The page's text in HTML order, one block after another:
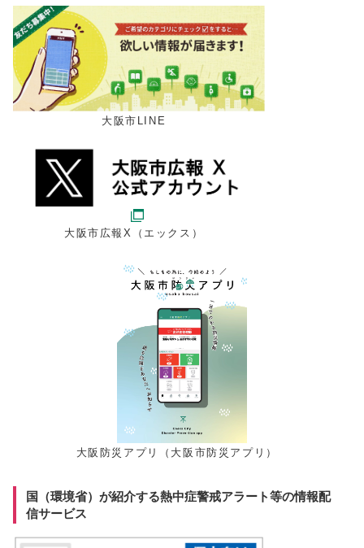
大阪市LINE
大阪市広報X（エックス）
大阪防災アプリ（大阪市防災アプリ）
国（環境省）が紹介する熱中症警戒アラート等の情報配
信サービス